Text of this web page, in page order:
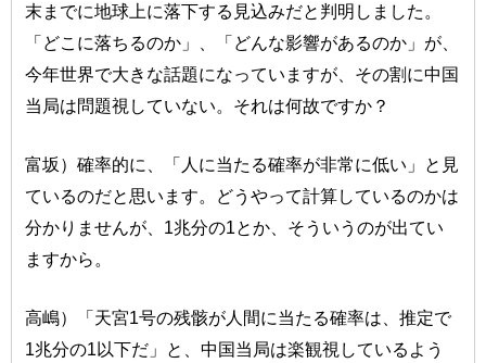
末までに地球上に落下する見込みだと判明しました。
「どこに落ちるのか」、「どんな影響があるのか」が、
今年世界で大きな話題になっていますが、その割に中国
当局は問題視していない。それは何故ですか？
富坂）確率的に、「人に当たる確率が非常に低い」と見
ているのだと思います。どうやって計算しているのかは
分かりませんが、1兆分の1とか、そういうのが出てい
ますから。
高嶋）「天宮1号の残骸が人間に当たる確率は、推定で
1兆分の1以下だ」と、中国当局は楽観視しているよう